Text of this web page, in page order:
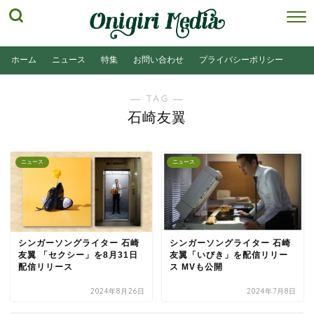
ホーム ニュース 特集 お問い合わせ プライバシーポリシー
― TAG ―
石崎友翼
ニュース
シンガーソングライター 石崎
友翼 「セクシー」を8月31日
配信リリース
2024年8月26日
ニュース
シンガーソングライター 石崎
友翼「いびき」を配信リリー
ス MVも公開
2024年7月8日